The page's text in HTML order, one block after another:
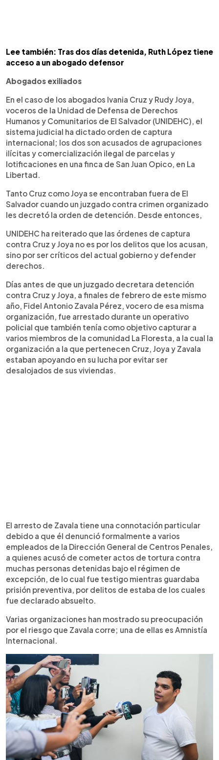
Lee también: Tras dos días detenida, Ruth López tiene
acceso a un abogado defensor
Abogados exiliados
En el caso de los abogados Ivania Cruz y Rudy Joya,
voceros de la Unidad de Defensa de Derechos
Humanos y Comunitarios de El Salvador (UNIDEHC), el
sistema judicial ha dictado orden de captura
internacional; los dos son acusados de agrupaciones
ilícitas y comercialización ilegal de parcelas y
lotificaciones en una finca de San Juan Opico, en La
Libertad.
Tanto Cruz como Joya se encontraban fuera de El
Salvador cuando un juzgado contra crimen organizado
les decretó la orden de detención. Desde entonces,
UNIDEHC ha reiterado que las órdenes de captura
contra Cruz y Joya no es por los delitos que los acusan,
sino por ser críticos del actual gobierno y defender
derechos.
Días antes de que un juzgado decretara detención
contra Cruz y Joya, a finales de febrero de este mismo
año, Fidel Antonio Zavala Pérez, vocero de esa misma
organización, fue arrestado durante un operativo
policial que también tenía como objetivo capturar a
varios miembros de la comunidad La Floresta, a la cual la
organización a la que pertenecen Cruz, Joya y Zavala
estaban apoyando en su lucha por evitar ser
desalojados de sus viviendas.
El arresto de Zavala tiene una connotación particular
debido a que él denunció formalmente a varios
empleados de la Dirección General de Centros Penales,
a quienes acusó de cometer actos de tortura contra
muchas personas detenidas bajo el régimen de
excepción, de lo cual fue testigo mientras guardaba
prisión preventiva, por delitos de estaba de los cuales
fue declarado absuelto.
Varias organizaciones han mostrado su preocupación
por el riesgo que Zavala corre; una de ellas es Amnistía
Internacional.